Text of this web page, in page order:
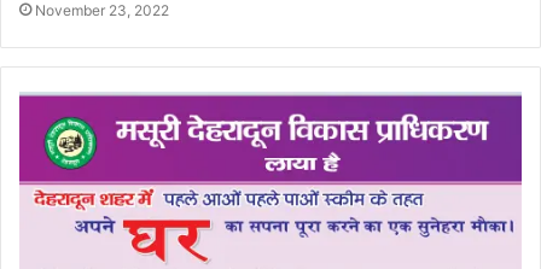
November 23, 2022